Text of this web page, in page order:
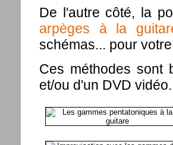
De l'autre côté, la
arpèges à la
schémas... pour
Ces méthodes sont
et/ou d'un DVD vidéo.